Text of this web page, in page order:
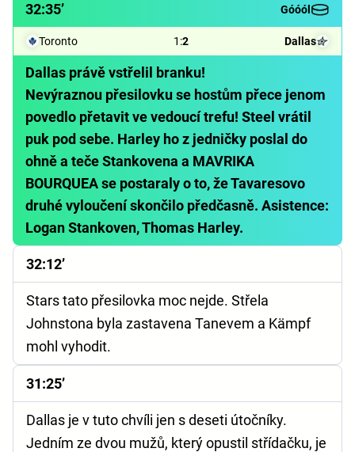
32:35’ Góóól
Toronto 1 :2 Dallas
Dallas právě vstřelil branku!
Nevýraznou přesilovku se hostům přece jenom
povedlo přetavit ve vedoucí trefu! Steel vrátil
puk pod sebe. Harley ho z jedničky poslal do
ohně a teče Stankovena a MAVRIKA
BOURQUEA se postaraly o to, že Tavaresovo
druhé vyloučení skončilo předčasně. Asistence:
Logan Stankoven, Thomas Harley.
32:12’
Stars tato přesilovka moc nejde. Střela
Johnstona byla zastavena Tanevem a Kämpf
mohl vyhodit.
31:25’
Dallas je v tuto chvíli jen s deseti útočníky.
Jedním ze dvou mužů, který opustil střídačku, je